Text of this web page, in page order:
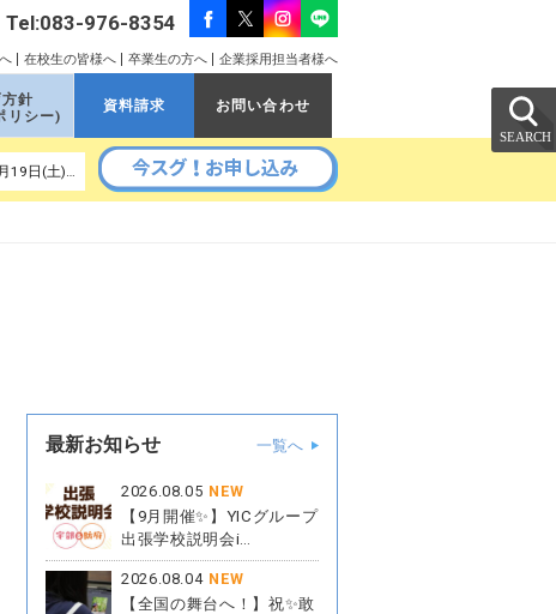
在校生の皆様へ 卒業生の方へ 企業採用担当者様へ
Tel:083-976-8354
針
リシー)
資料請求 お問い合わせ
以降の予定｜ 9月5日(土)、9月11日(金)、9月16日(水)、9月19日(土)、9月26日(土)、9月30日(水)
最新お知らせ 一覧へ
2026.08.05 NEW
【9月開催✨】YICグループ
出張学校説明会i…
2026.08.04 NEW
【全国の舞台へ！】祝✨敢